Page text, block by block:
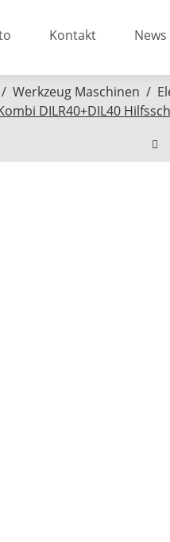
Kontakt News
Werkzeug Maschinen
DILR40+DIL40